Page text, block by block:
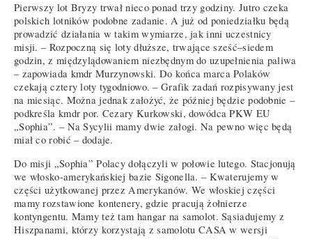
Pierwszy lot Bryzy trwał nieco ponad trzy godziny. Jutro czeka
polskich lotników podobne zadanie. A już od poniedziałku będą
prowadzić działania w takim wymiarze, jak inni uczestnicy
misji. – Rozpoczną się loty dłuższe, trwające sześć–siedem
godzin, z międzylądowaniem niezbędnym do uzupełnienia paliwa
– zapowiada kmdr Murzynowski. Do końca marca Polaków
czekają cztery loty tygodniowo. – Grafik zadań rozpisywany jest
na miesiąc. Można jednak założyć, że później będzie podobnie –
podkreśla kmdr por. Cezary Kurkowski, dowódca PKW EU
„Sophia”. – Na Sycylii mamy dwie załogi. Na pewno więc będą
miał co robić – dodaje.
Do misji „Sophia” Polacy dołączyli w połowie lutego. Stacjonują
we włosko-amerykańskiej bazie Sigonella. – Kwaterujemy w
części użytkowanej przez Amerykanów. We włoskiej części
mamy rozstawione kontenery, gdzie pracują żołnierze
kontyngentu. Mamy też tam hangar na samolot. Sąsiadujemy z
Hiszpanami, którzy korzystają z samolotu CASA w wersji